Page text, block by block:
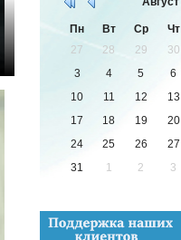
Пн Вт Ср Чт
27
28 29 30
3
4 5 6
10
11 12 13
17
18 19 20
24
25 26 27
31
1 2 3